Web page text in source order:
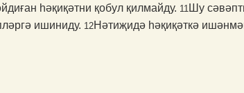
һәқиқәтни қобул қилмайду. 11 Шу
ишиниду. 12Нәтиҗидә һәқиқәткә